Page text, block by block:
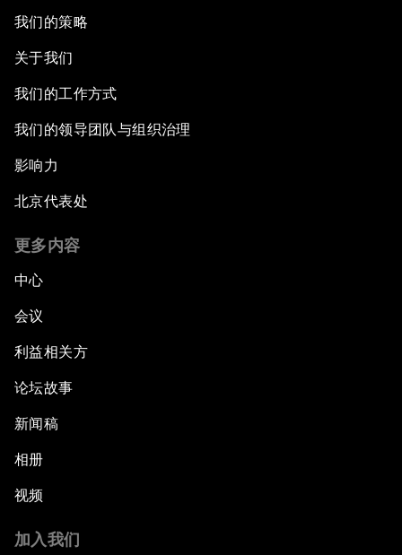
我们的策略
关于我们
我们的工作方式
我们的领导团队与组织治理
影响力
北京代表处
更多内容
中心
会议
利益相关方
论坛故事
新闻稿
相册
视频
加入我们